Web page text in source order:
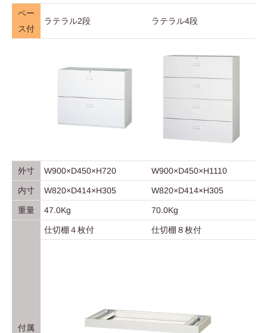
ベー
ス付
ラテラル2段 ラテラル4段
外寸 W900×D450×H720 W900×D450×H1110
内寸 W820×D414×H305 W820×D414×H305
重量 47.0Kg 70.0Kg
付属
仕切棚４枚付 仕切棚８枚付